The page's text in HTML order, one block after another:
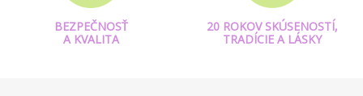
BEZPEČNOSŤ
A KVALITA
20 ROKOV SKÚSENOSTÍ,
TRADÍCIE A LÁSKY